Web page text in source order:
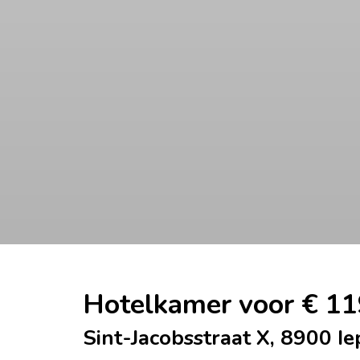
Hotelkamer voor €
Sint-Jacobsstraat X, 8900